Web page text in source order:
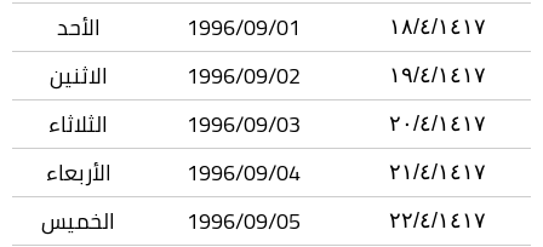
١٨/٤/١٤١٧ 1996/09/01 الأحد
١٩/٤/١٤١٧ 1996/09/02 الاثنين
٢٠/٤/١٤١٧ 1996/09/03 الثلاثاء
٢١/٤/١٤١٧ 1996/09/04 الأربعاء
٢٢/٤/١٤١٧ 1996/09/05 الخميس